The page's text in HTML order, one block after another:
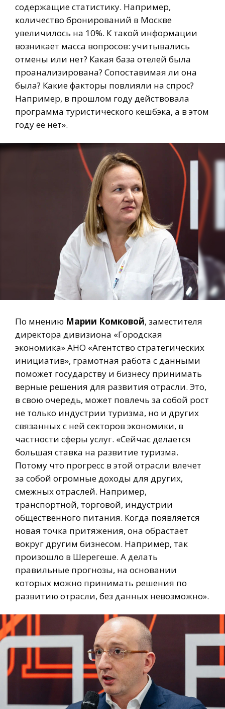
содержащие статистику. Например,
количество бронирований в Москве
увеличилось на 10%. К такой информации
возникает масса вопросов: учитывались
отмены или нет? Какая база отелей была
проанализирована? Сопоставимая ли она
была? Какие факторы повлияли на спрос?
Например, в прошлом году действовала
программа туристического кешбэка, а в этом
году ее нет».
По мнению Марии Комковой, заместителя
директора дивизиона «Городская
экономика» АНО «Агентство стратегических
инициатив», грамотная работа с данными
поможет государству и бизнесу принимать
верные решения для развития отрасли. Это,
в свою очередь, может повлечь за собой рост
не только индустрии туризма, но и других
связанных с ней секторов экономики, в
частности сферы услуг. «Сейчас делается
большая ставка на развитие туризма.
Потому что прогресс в этой отрасли влечет
за собой огромные доходы для других,
смежных отраслей. Например,
транспортной, торговой, индустрии
общественного питания. Когда появляется
новая точка притяжения, она обрастает
вокруг другим бизнесом. Например, так
произошло в Шерегеше. А делать
правильные прогнозы, на основании
которых можно принимать решения по
развитию отрасли, без данных невозможно».